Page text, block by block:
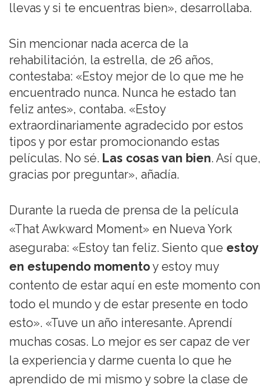
llevas y si te encuentras bien», desarrollaba.
Sin mencionar nada acerca de la
rehabilitación, la estrella, de 26 años,
contestaba: «Estoy mejor de lo que me he
encuentrado nunca. Nunca he estado tan
feliz antes», contaba. «Estoy
extraordinariamente agradecido por estos
tipos y por estar promocionando estas
películas. No sé. Las cosas van bien. Así que,
gracias por preguntar», añadía.
Durante la rueda de prensa de la película
«That Awkward Moment» en Nueva York
aseguraba: «Estoy tan feliz. Siento que estoy
en estupendo momentoy estoy muy
contento de estar aquí en este momento con
todo el mundo y de estar presente en todo
esto». «Tuve un año interesante. Aprendí
muchas cosas. Lo mejor es ser capaz de ver
la experiencia y darme cuenta lo que he
aprendido de mi mismo y sobre la clase de